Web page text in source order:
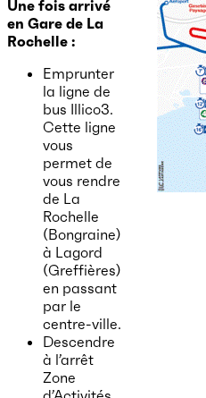
Une fois arrivé
en Gare de La
Rochelle :
Emprunter
la ligne de
bus Illico3.
Cette ligne
vous
permet de
vous rendre
de La
Rochelle
(Bongraine)
à Lagord
(Greffières)
en passant
par le
centre-ville.
Descendre
à l’arrêt
Zone